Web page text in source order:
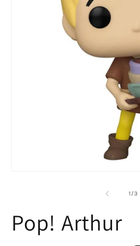
une
fenêtre
1/de
3
Pop! Arthur